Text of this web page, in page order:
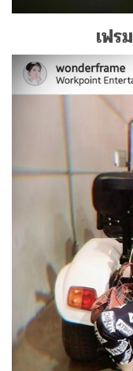
เฟ